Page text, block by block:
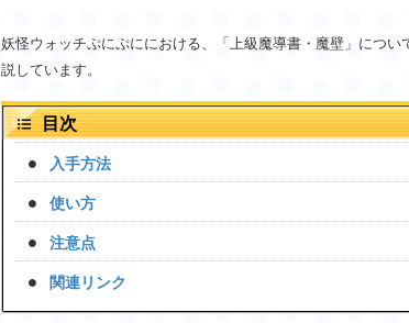
妖怪ウォッチぷにぷににおける、「上級魔導書・魔壁」につ
説しています。
目次
入手方法
使い方
注意点
関連リンク